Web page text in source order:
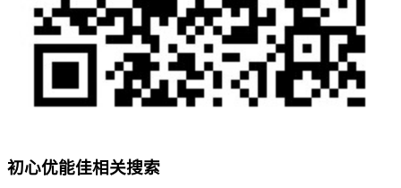
初心优能佳相关搜索